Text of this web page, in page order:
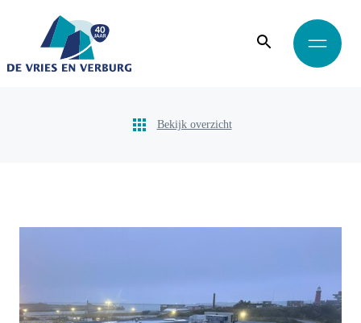
Bekijk overzicht